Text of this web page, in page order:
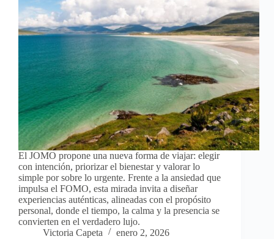
El JOMO propone una nueva forma de viajar: elegir
con intención, priorizar el bienestar y valorar lo
simple por sobre lo urgente. Frente a la ansiedad que
impulsa el FOMO, esta mirada invita a diseñar
experiencias auténticas, alineadas con el propósito
personal, donde el tiempo, la calma y la presencia se
convierten en el verdadero lujo.
Victoria Capeta
enero 2, 2026